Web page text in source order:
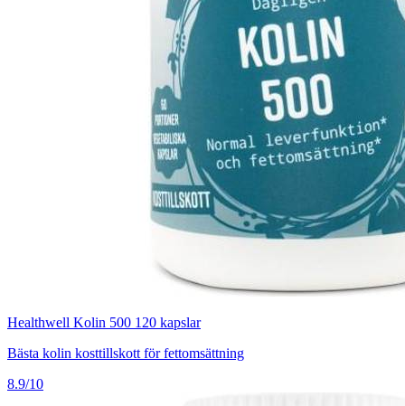
Healthwell Kolin 500 120 kapslar
Bästa kolin kosttillskott för fettomsättning
8.9/10